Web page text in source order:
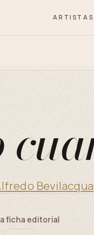
ARTISTAS
Bevilacqua
ficha editorial